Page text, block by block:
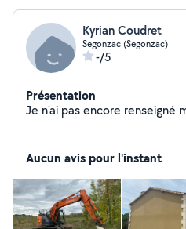
Kyrian Coudret
Segonzac (Segonzac)
-/5
Présentation
Aucun avis pour l'instant